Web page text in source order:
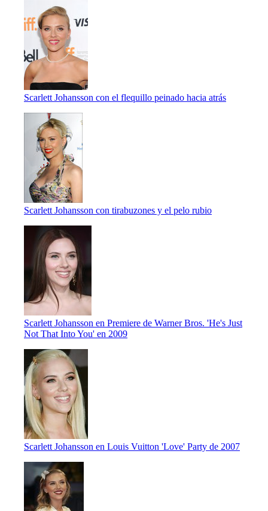
Scarlett Johansson con el flequillo peinado hacia atrás
Scarlett Johansson con tirabuzones y el pelo rubio
Scarlett Johansson en Premiere de Warner Bros. 'He's Just
Not That Into You' en 2009
Scarlett Johansson en Louis Vuitton 'Love' Party de 2007